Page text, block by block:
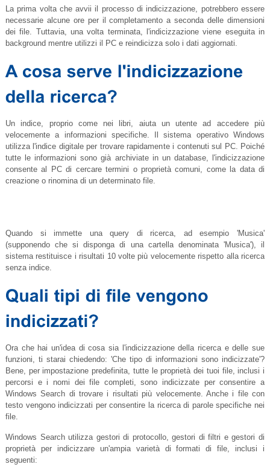
La prima volta che avvii il processo di indicizzazione, potrebbero essere
necessarie alcune ore per il completamento a seconda delle dimensioni
dei file. Tuttavia, una volta terminata, l'indicizzazione viene eseguita in
background mentre utilizzi il PC e reindicizza solo i dati aggiornati.
Un indice, proprio come nei libri, aiuta un utente ad accedere più
velocemente a informazioni specifiche. Il sistema operativo Windows
utilizza l'indice digitale per trovare rapidamente i contenuti sul PC. Poiché
tutte le informazioni sono già archiviate in un database, l'indicizzazione
consente al PC di cercare termini o proprietà comuni, come la data di
creazione o rinomina di un determinato file.
Quando si immette una query di ricerca, ad esempio 'Musica'
(supponendo che si disponga di una cartella denominata 'Musica'), il
sistema restituisce i risultati 10 volte più velocemente rispetto alla ricerca
senza indice.
Ora che hai un'idea di cosa sia l'indicizzazione della ricerca e delle sue
funzioni, ti starai chiedendo: 'Che tipo di informazioni sono indicizzate'?
Bene, per impostazione predefinita, tutte le proprietà dei tuoi file, inclusi i
percorsi e i nomi dei file completi, sono indicizzate per consentire a
Windows Search di trovare i risultati più velocemente. Anche i file con
testo vengono indicizzati per consentire la ricerca di parole specifiche nei
file.
Windows Search utilizza gestori di protocollo, gestori di filtri e gestori di
proprietà per indicizzare un'ampia varietà di formati di file, inclusi i
seguenti: